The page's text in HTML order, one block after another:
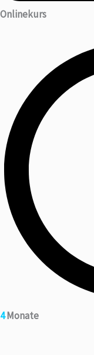
Onlinekurs
4Monate